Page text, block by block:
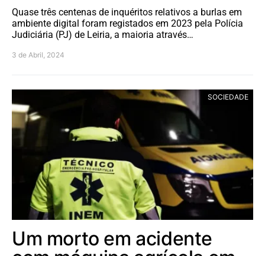
Quase três centenas de inquéritos relativos a burlas em
ambiente digital foram registados em 2023 pela Polícia
Judiciária (PJ) de Leiria, a maioria através…
3 de Abril, 2024
SOCIEDADE
Um morto em acidente